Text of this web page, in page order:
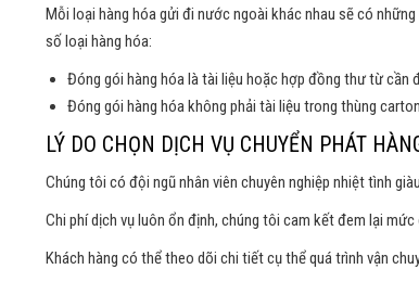
Mỗi loại hàng hóa gửi đi nước ngoài khác nhau sẽ có
số loại hàng hóa:
Đóng gói hàng hóa là tài liệu hoặc hợp đồng thư từ
Đóng gói hàng hóa không phải tài liệu trong thùng
LÝ DO CHỌN DỊCH VỤ CHUYỂN PHÁT
Chúng tôi có đội ngũ nhân viên chuyên nghiệp nhiệt tình
Chi phí dịch vụ luôn ổn định, chúng tôi cam kết đem lại
Khách hàng có thể theo dõi chi tiết cụ thể quá trình vận